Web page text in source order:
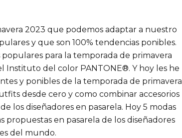
2023 que podemos adaptar a nuestro
y que son 100% tendencias ponibles.
para la temporada de primavera
Instituto del color PANTONE®. Y hoy les he
y ponibles de la temporada de primavera
desde cero y como combinar accesorios
los diseñadores en pasarela. Hoy 5 modas
propuestas en pasarela de los diseñadores
del mundo.